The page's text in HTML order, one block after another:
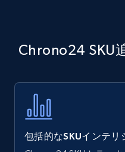
specific keywords
price, Currency,
more.
Chrono24 SKU
包括的なSKUインテリ